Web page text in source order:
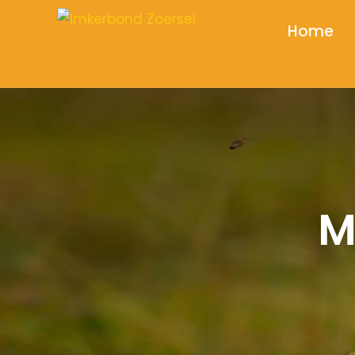
Home